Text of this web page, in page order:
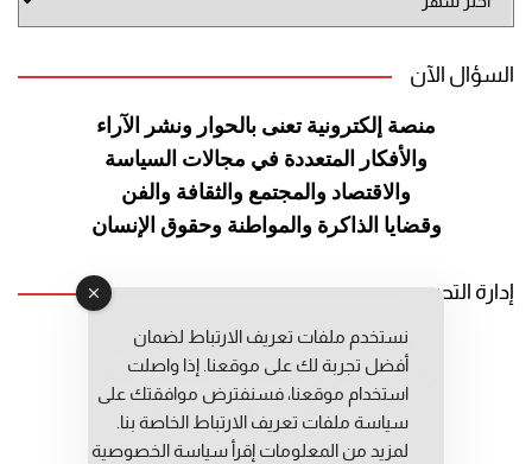
الموقع
السؤال الآن
منصة إلكترونية تعنى بالحوار ونشر الآراء
والأفكار المتعددة في مجالات السياسة
والاقتصاد والمجتمع والثقافة والفن
وقضايا الذاكرة والمواطنة وحقوق الإنسان
إدارة التحرير
رئيس التحرير: عبد الرحيم التوراني
رئيس التحرير المساعد: المعطي قبال
مديرة التحرير: فاطمة حوحو
نستخدم ملفات تعريف الارتباط لضمان
أفضل تجربة لك على موقعنا. إذا واصلت
استخدام موقعنا، فسنفترض موافقتك على
سياسة ملفات تعريف الارتباط الخاصة بنا.
لمزيد من المعلومات إقرأ سياسة الخصوصية